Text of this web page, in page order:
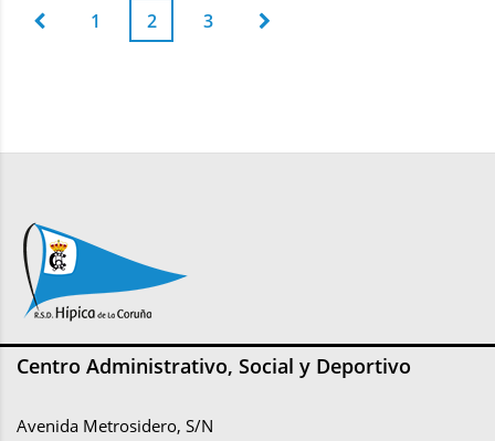
1 2 3
Centro Administrativo, Social y Deportivo
Avenida Metrosidero, S/N